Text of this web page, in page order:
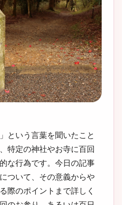
という言葉を聞いたこと
特定の神社やお寺に百回
な行為です。今日の記事
ついて、その意義からや
際のポイントまで詳しく